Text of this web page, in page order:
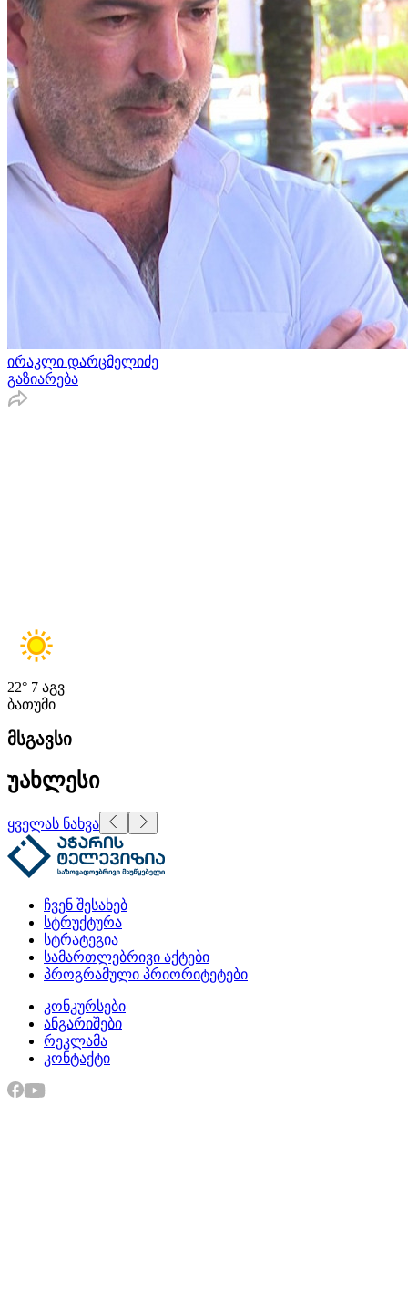
ირაკლი დარცმელიძე
გაზიარება
22° 7 აგვ
ბათუმი
მსგავსი
უახლესი
ყველას ნახვა
ჩვენ შესახებ
სტრუქტურა
სტრატეგია
სამართლებრივი აქტები
პროგრამული პრიორიტეტები
კონკურსები
ანგარიშები
რეკლამა
კონტაქტი